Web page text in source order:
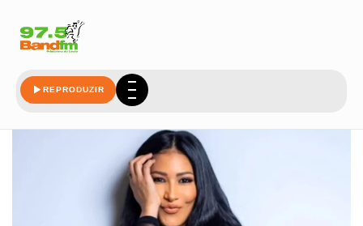
REPRODUZIR